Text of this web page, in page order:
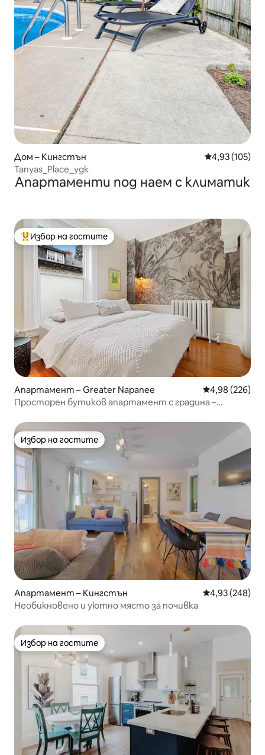
Дом – Кингстън Средна
4,93 (105)
Tanyas_Place_ygk
Апартаменти под наем с климатик
Най-популярен избор на гостите
Избор на гостите
Апартамент – Greater Napanee Средна
4,98 (226)
Просторен бутиков апартамент с градина –
Избор на гостите
Избор на гостите
Апартамент – Кингстън Средна
4,93 (248)
Необикновено и уютно място за почивка
Избор на гостите
Избор на гостите